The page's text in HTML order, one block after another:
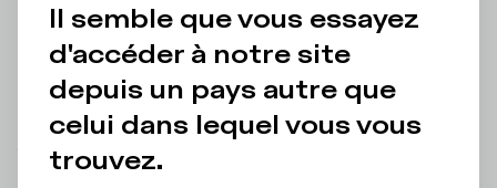
habituelle.
Détails et composition
Entretien Produit
There was a problem loading related products
problem loading related products
Il semble que vous essayez
d'accéder à notre site
depuis un pays autre que
celui dans lequel vous vous
trouvez.